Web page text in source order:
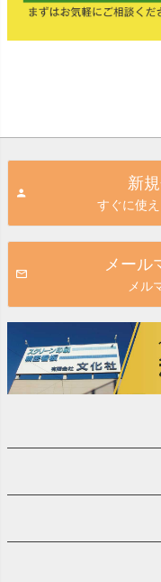
新
すぐに使
メール
メル